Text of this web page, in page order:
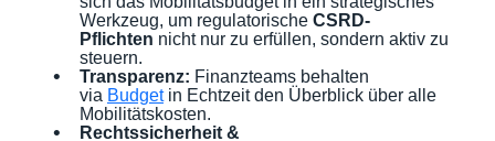
Werkzeug, um regulatorische CSRD-
Pflichten nicht nur zu erfüllen, sondern aktiv zu
steuern.
Transparenz: Finanzteams behalten
via Budgetin Echtzeit den Überblick über alle
Mobilitätskosten.
Rechtssicherheit &